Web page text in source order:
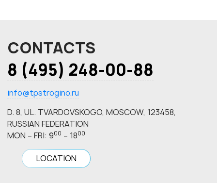
CONTACTS
8 (495) 248-00-88
info@tpstrogino.ru
D. 8, UL. TVARDOVSKOGO, MOSCOW, 123458,
RUSSIAN FEDERATION
MON – FRI: 900 – 1800
LOCATION